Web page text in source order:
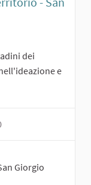
dei
e
Giorgio